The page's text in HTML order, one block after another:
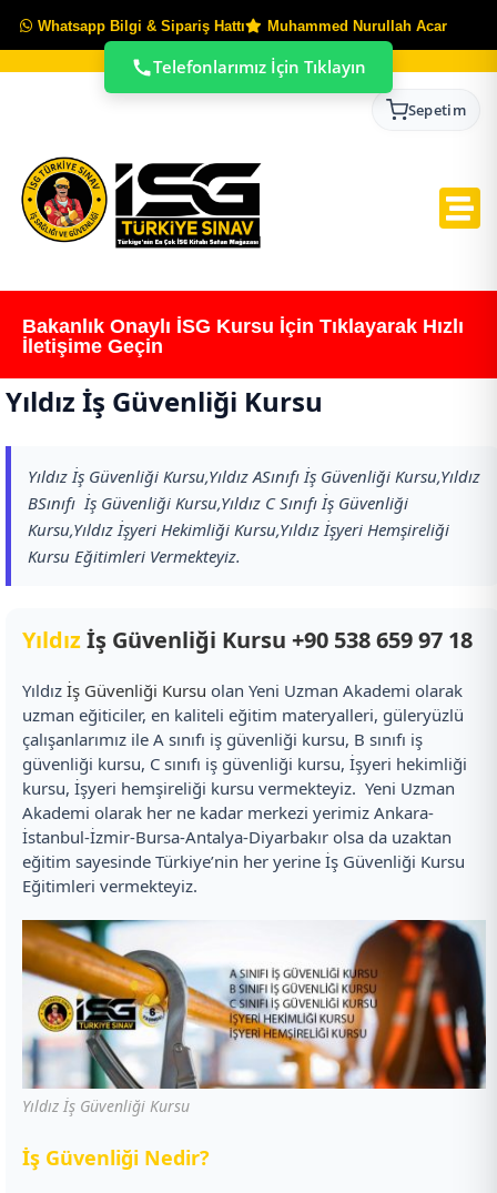
Whatsapp Bilgi & Sipariş Hattı Muhammed Nurullah Acar
Sepetim
Bakanlık Onaylı İSG Kursu İçin Tıklayarak Hızlı
İletişime Geçin
Yıldız İş Güvenliği Kursu
Yıldız İş Güvenliği Kursu,Yıldız ASınıfı İş Güvenliği Kursu,Yıldız
BSınıfı İş Güvenliği Kursu,Yıldız C Sınıfı İş Güvenliği
Kursu,Yıldız İşyeri Hekimliği Kursu,Yıldız İşyeri Hemşireliği
Kursu Eğitimleri Vermekteyiz.
Yıldızİş Güvenliği Kursu +90 538 659 97 18
Yıldız İş Güvenliği Kursu olan Yeni Uzman Akademi olarak
uzman eğiticiler, en kaliteli eğitim materyalleri, güleryüzlü
çalışanlarımız ile A sınıfı iş güvenliği kursu, B sınıfı iş
güvenliği kursu, C sınıfı iş güvenliği kursu, İşyeri hekimliği
kursu, İşyeri hemşireliği kursu vermekteyiz. Yeni Uzman
Akademi olarak her ne kadar merkezi yerimiz Ankara-
İstanbul-İzmir-Bursa-Antalya-Diyarbakır olsa da uzaktan
eğitim sayesinde Türkiye’nin her yerine İş Güvenliği Kursu
Eğitimleri vermekteyiz.
Yıldız İş Güvenliği Kursu
İş Güvenliği Nedir?
Telefonlarımız İçin Tıklayın